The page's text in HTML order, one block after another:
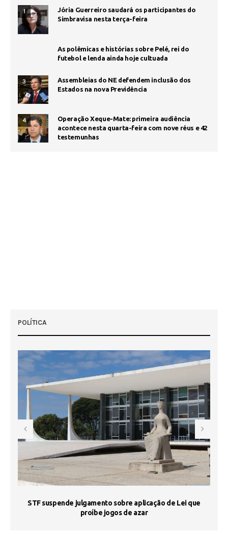
1
Jória Guerreiro saudará os participantes do
Simbravisa nesta terça-feira
As polêmicas e histórias sobre Pelé, rei do
futebol e lenda ainda hoje cultuada
3
Assembleias do NE defendem inclusão dos
Estados na nova Previdência
4
Operação Xeque-Mate: primeira audiência
acontece nesta quarta-feira com nove réus e 42
testemunhas
POLÍTICA
STF suspende julgamento sobre aplicação de Lei que
proíbe jogos de azar